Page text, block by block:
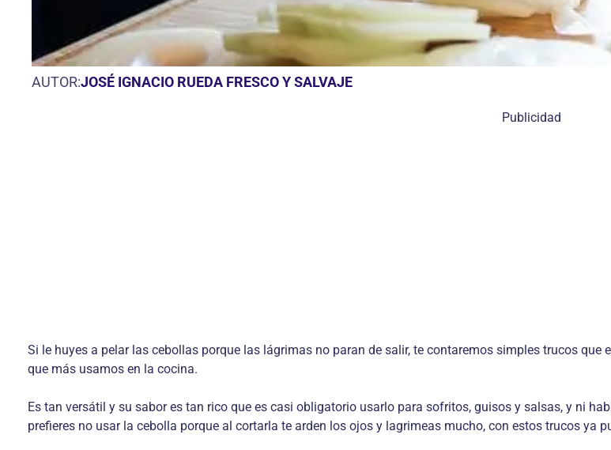
AUTOR:JOSÉ IGNACIO RUEDA FRESCO Y SALVAJE
Publicidad
Si le huyes a pelar las cebollas porque las lágrimas no paran de salir, te contaremos simples trucos
que más usamos en la cocina.
Es tan versátil y su sabor es tan rico que es casi obligatorio usarlo para sofritos, guisos y salsas, y ni
prefieres no usar la cebolla porque al cortarla te arden los ojos y lagrimeas mucho, con estos trucos ya